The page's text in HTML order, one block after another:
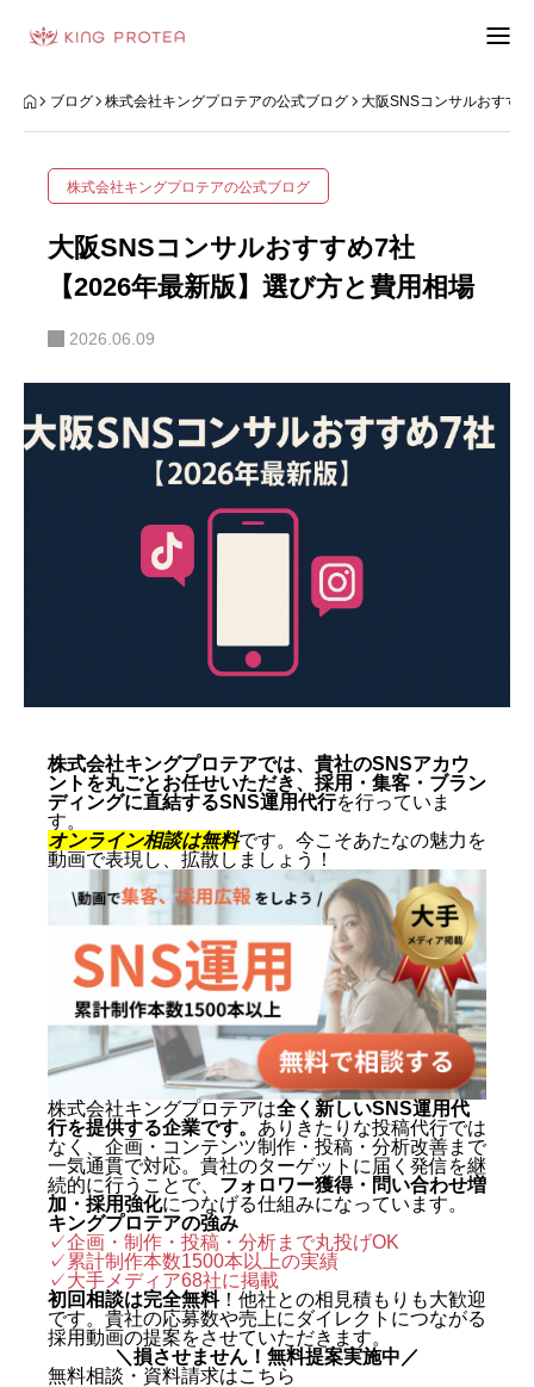
会社概要
利用規約
お問い合わせフォーム
会社概要
ブログ 株式会社キングプロテアの公式ブログ 大阪SNSコンサルおすす
株式会社キングプロテアの公式ブログ
大阪SNSコンサルおすすめ7社
【2026年最新版】選び方と費用相場
2026.06.09
株式会社キングプロテアでは、貴社のSNSアカウ
ントを丸ごとお任せいただき、採用・集客・ブラン
ディングに直結するSNS運用代行を行っていま
す。
オンライン相談は無料です。今こそあたなの魅力を
動画で表現し、拡散しましょう！
株式会社キングプロテアは全く新しいSNS運用代
行を提供する企業です。 ありきたりな投稿代行では
なく、企画・コンテンツ制作・投稿・分析改善まで
一気通貫で対応。貴社のターゲットに届く発信を継
続的に行うことで、 フォロワー獲得・問い合わせ増
加・採用強化につなげる仕組みになっています。
キングプロテアの強み
✓企画・制作・投稿・分析まで丸投げOK
✓累計制作本数1500本以上の実績
✓大手メディア68社に掲載
初回相談は完全無料！他社との相見積もりも大歓迎
です。貴社の応募数や売上にダイレクトにつながる
採用動画の提案をさせていただきます。
＼損させません！無料提案実施中／
無料相談・資料請求はこちら